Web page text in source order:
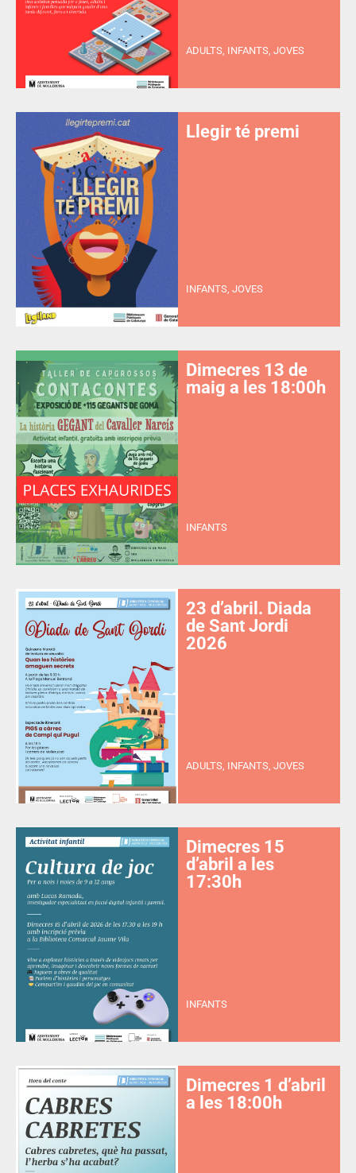
ADULTS, INFANTS, JOVES
Llegir té premi
INFANTS, JOVES
Dimecres 13 de
maig a les 18:00h
INFANTS
23 d’abril. Diada
de Sant Jordi
2026
ADULTS, INFANTS, JOVES
Dimecres 15
d’abril a les
17:30h
INFANTS
Dimecres 1 d’abril
a les 18:00h